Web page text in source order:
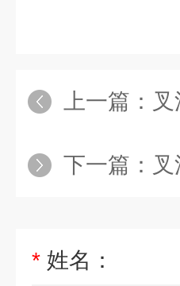
上一篇：
下一篇：
* 姓名：